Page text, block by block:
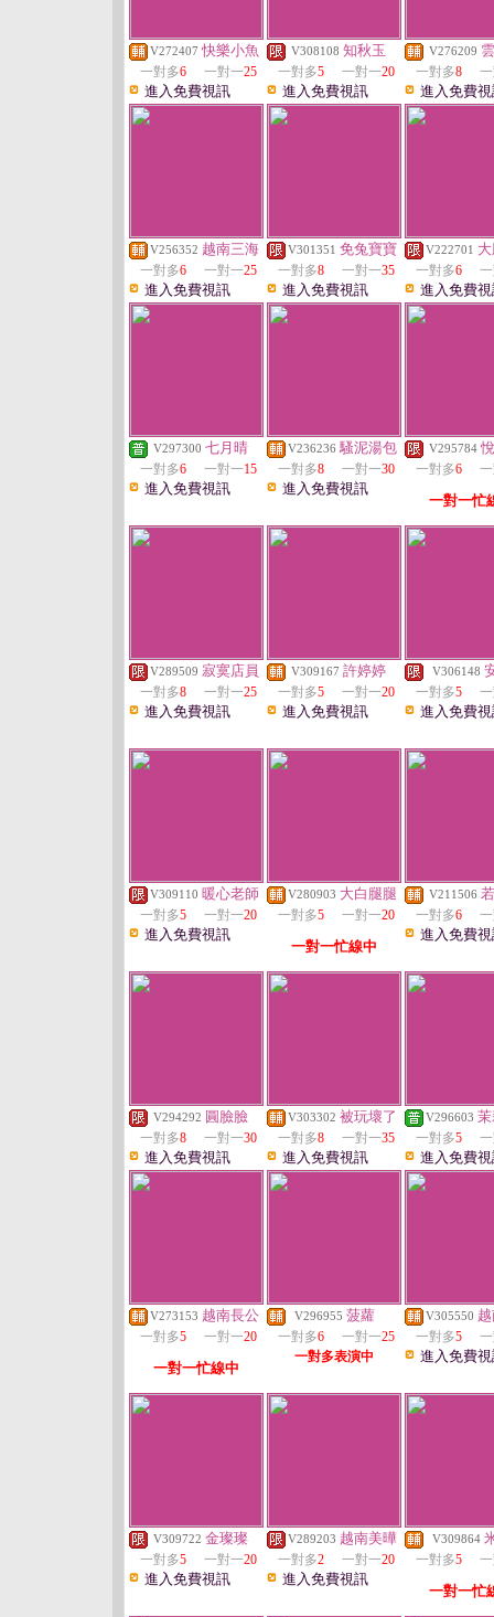
V272407 快樂小魚
一對多6 一對一25
進入免費視訊
V308108 知秋玉
一對多5 一對一20
進入免費視訊
V276209
一對多8
進入免費
V256352 越南三海
一對多6 一對一25
進入免費視訊
V301351 免兔寶寶
一對多8 一對一35
進入免費視訊
V222701
一對多6
進入免費
V297300 七月晴
一對多6 一對一15
進入免費視訊
V236236 騷泥湯包
一對多8 一對一30
進入免費視訊
V295784
一對多6
一對一忙
V289509 寂寞店員
一對多8 一對一25
進入免費視訊
V309167 許婷婷
一對多5 一對一20
進入免費視訊
V306148
一對多5
進入免費
V309110 暖心老師
一對多5 一對一20
進入免費視訊
V280903 大白腿腿
一對多5 一對一20
一對一忙線中
V211506
一對多6
進入免費
V294292 圓臉臉
一對多8 一對一30
進入免費視訊
V303302 被玩壞了
一對多8 一對一35
進入免費視訊
V296603
一對多5
進入免費
V273153 越南長公
一對多5 一對一20
一對一忙線中
V296955 菠蘿
一對多6 一對一25
一對多表演中
V305550
一對多5
進入免費
V309722 金璨璨
一對多5 一對一20
進入免費視訊
V289203 越南美曄
一對多2 一對一20
進入免費視訊
V309864
一對多5
一對一忙